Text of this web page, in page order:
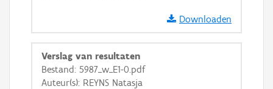
Ortho
GRB-Basiskaart in grijswaarden
Downloaden
Verslag van resultaten
Bestand: 5987_w_E1-0.pdf
Auteur(s): REYNS Natasja